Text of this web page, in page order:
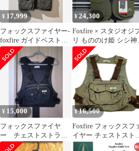
¥ 17,999
フォックスファイヤー-
foxfire ガイドベスト
XL
¥24,300
Foxfire × スタジオジ
リ もののけ姫 シシ神
森 ツールベスト
¥ 15,000
フォックスファイヤ
ー チェストストラッ
プベスト ブラック
¥16,500
Foxfire フォックスフ
イヤー チェストストラ
ップベスト